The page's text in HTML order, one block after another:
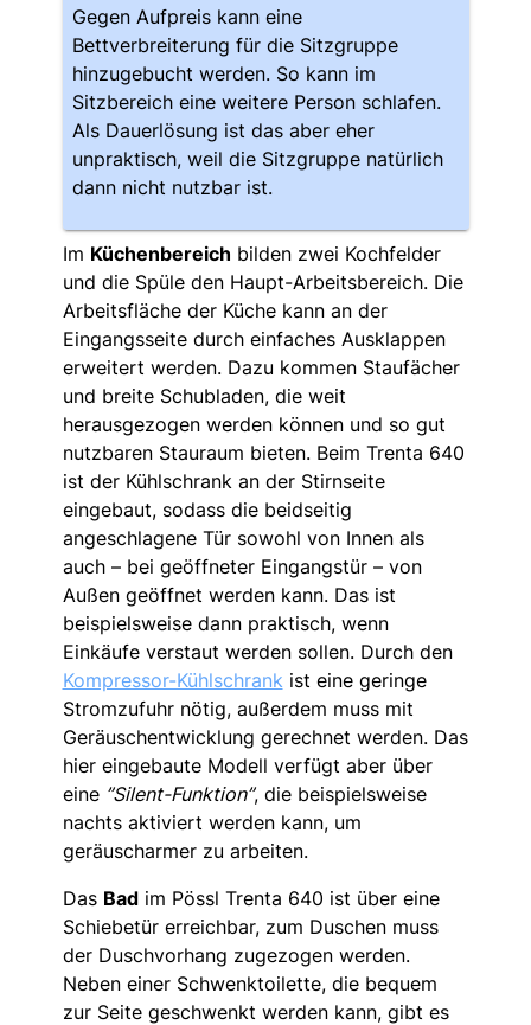
Gegen Aufpreis kann eine
Bettverbreiterung für die Sitzgruppe
hinzugebucht werden. So kann im
Sitzbereich eine weitere Person schlafen.
Als Dauerlösung ist das aber eher
unpraktisch, weil die Sitzgruppe natürlich
dann nicht nutzbar ist.
Im Küchenbereich bilden zwei Kochfelder
und die Spüle den Haupt-Arbeitsbereich. Die
Arbeitsfläche der Küche kann an der
Eingangsseite durch einfaches Ausklappen
erweitert werden. Dazu kommen Staufächer
und breite Schubladen, die weit
herausgezogen werden können und so gut
nutzbaren Stauraum bieten. Beim Trenta 640
ist der Kühlschrank an der Stirnseite
eingebaut, sodass die beidseitig
angeschlagene Tür sowohl von Innen als
auch – bei geöffneter Eingangstür – von
Außen geöffnet werden kann. Das ist
beispielsweise dann praktisch, wenn
Einkäufe verstaut werden sollen. Durch den
Kompressor-Kühlschrank ist eine geringe
Stromzufuhr nötig, außerdem muss mit
Geräuschentwicklung gerechnet werden. Das
hier eingebaute Modell verfügt aber über
eine ”Silent-Funktion”, die beispielsweise
nachts aktiviert werden kann, um
geräuscharmer zu arbeiten.
Das Badim Pössl Trenta 640 ist über eine
Schiebetür erreichbar, zum Duschen muss
der Duschvorhang zugezogen werden.
Neben einer Schwenktoilette, die bequem
zur Seite geschwenkt werden kann, gibt es